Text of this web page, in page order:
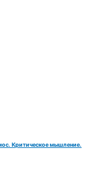
Критическое мышление.